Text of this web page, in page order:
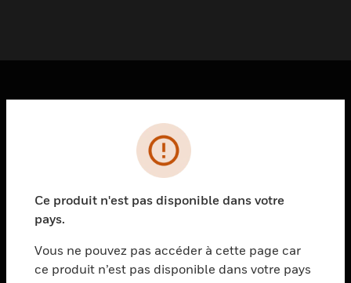
SECTEURS
toggle view
toggle view
Ce produit n'est pas disponible dans votre
pays.
Vous ne pouvez pas accéder à cette page car
ce produit n’est pas disponible dans votre pays